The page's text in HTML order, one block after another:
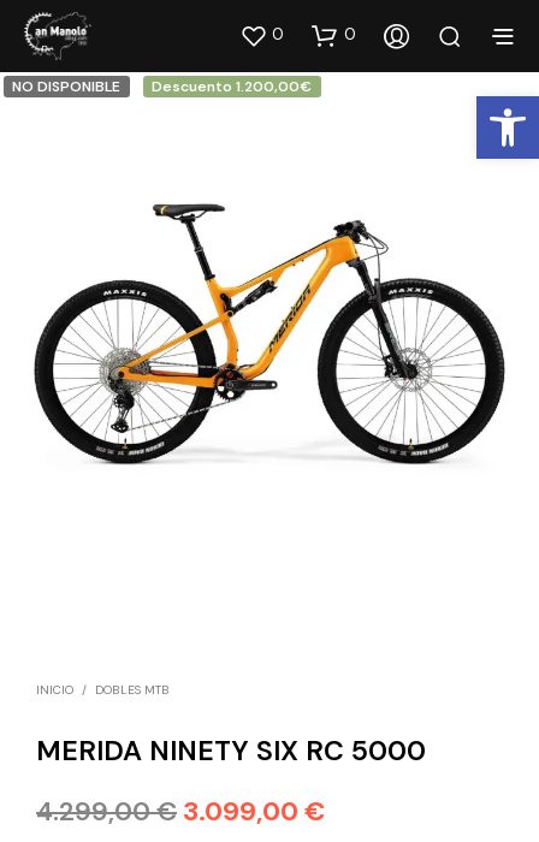
Abrir barra de herramientas
0 0
NO DISPONIBLE Descuento 1.200,00€
INICIO / DOBLES MTB
MERIDA NINETY SIX RC 5000
4.299,00€ 3.099,00 €